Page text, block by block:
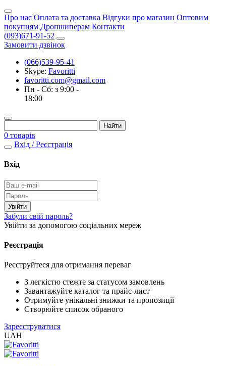
Про нас Оплата та доставка Відгуки про магазин Оптовим
покупцям Дропшиперам Контакти
(093)671-91-52
Замовити дзвінок
(066)539-95-41
Skype: Favoritti
favoritti.com@gmail.com
Пн - Сб: з 9:00 -
18:00
0 товарів
Вхід / Реєстрація
Вхід
Забули свій пароль?
Увійти за допомогою соціальних мереж
Реєстрація
Реєструйтеся для отримання переваг
З легкістю стежте за статусом замовлень
Завантажуйте каталог та прайс-лист
Отримуйте унікальні знижки та пропозиції
Створюйте список обраного
Зареєструватися
UAH